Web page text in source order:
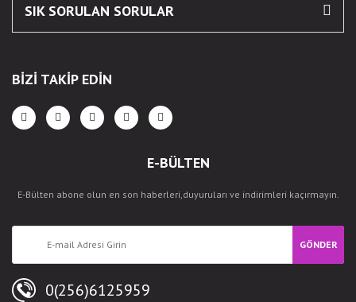
SIK SORULAN SORULAR
BİZİ TAKİP EDİN
E-BÜLTEN
E-Bülten abone olun en son haberleri,duyuruları ve indirimleri kaçırmayın.
GÖNDER
0(256)6125959